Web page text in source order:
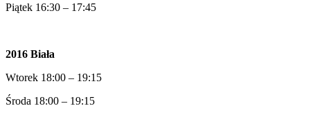
Piątek 16:30 – 17:45
2016 Biała
Wtorek 18:00 – 19:15
Środa 18:00 – 19:15